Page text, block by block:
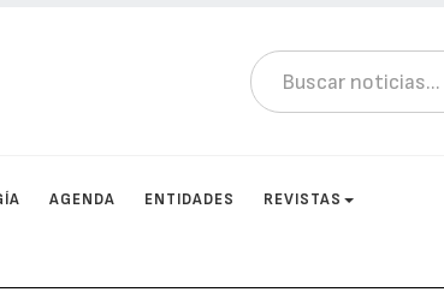
AGENDA ENTIDADES REVISTAS